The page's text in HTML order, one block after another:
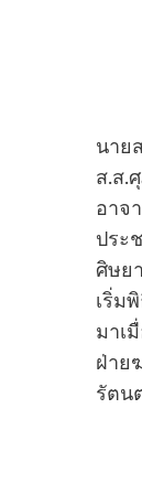
นาย
ส.ส.
อาจ
ประ
ศิษย
เริ่ม
มาเ
ฝ่าย
รัตน